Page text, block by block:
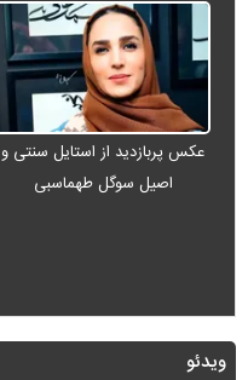
عکس پربازدید از استایل سنتی و
اصیل سوگل طهماسبی
ویدئو